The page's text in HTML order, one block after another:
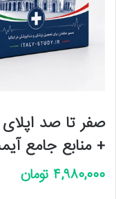
صفر تا صد اپلای
+ منابع جامع
۴,۹۸۰,۰۰۰ تومان